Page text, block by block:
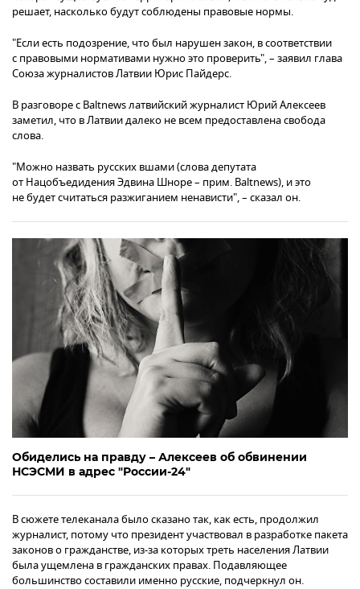
решает, насколько будут соблюдены правовые нормы.
"Если есть подозрение, что был нарушен закон, в соответствии
с правовыми нормативами нужно это проверить", – заявил глава
Союза журналистов Латвии Юрис Пайдерс.
В разговоре с Baltnews латвийский журналист Юрий Алексеев
заметил, что в Латвии далеко не всем предоставлена свобода
слова.
"Можно назвать русских вшами (слова депутата
от Нацобъедидения Эдвина Шноре – прим. Baltnews), и это
не будет считаться разжиганием ненависти", – сказал он.
Обиделись на правду – Алексеев об обвинении
НСЭСМИ в адрес "России-24"
В сюжете телеканала было сказано так, как есть, продолжил
журналист, потому что президент участвовал в разработке пакета
законов о гражданстве, из-за которых треть населения Латвии
была ущемлена в гражданских правах. Подавляющее
большинство составили именно русские, подчеркнул он.